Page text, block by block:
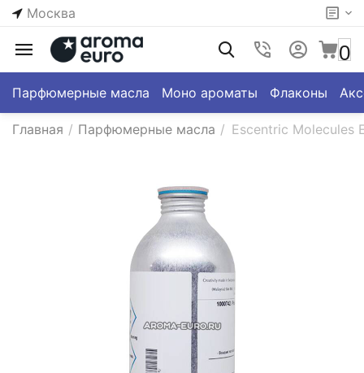
Москва
0
Парфюмерные масла Моно ароматы Флаконы
Главная / Парфюмерные масла / Escentric Molecules